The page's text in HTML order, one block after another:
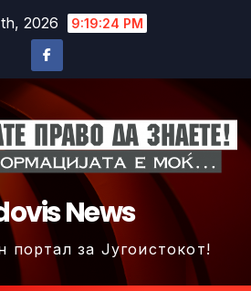
2026 9:19:27 PM
News
портал за Југоистокот!